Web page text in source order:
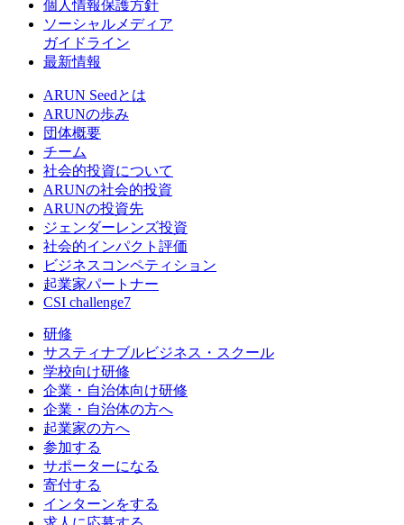
個人情報保護方針
ソーシャルメディア
ガイドライン
最新情報
ARUN Seedとは
ARUNの歩み
団体概要
チーム
社会的投資について
ARUNの社会的投資
ARUNの投資先
ジェンダーレンズ投資
社会的インパクト評価
ビジネスコンペティション
起業家パートナー
CSI challenge7
研修
サスティナブルビジネス・スクール
学校向け研修
企業・自治体向け研修
企業・自治体の方へ
起業家の方へ
参加する
サポーターになる
寄付する
インターンをする